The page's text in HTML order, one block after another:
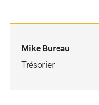
Mike Bureau
Trésorier